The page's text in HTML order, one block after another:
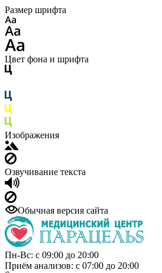
Размер шрифта
Цвет фона и шрифта
Изображения
Озвучивание текста
Обычная версия сайта
Пн-Вс: с 09:00 до 20:00
Приём анализов: с 07:00 до 20:00